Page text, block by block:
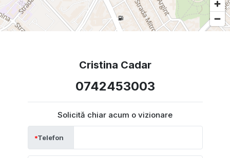
Cristina Cadar
0742453003
Solicită chiar acum o vizionare
Telefon